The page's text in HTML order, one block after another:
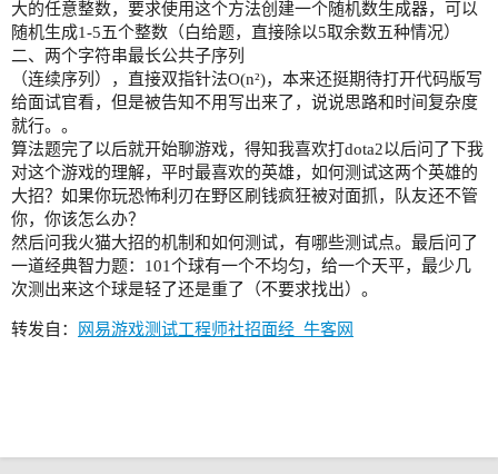
大的任意整数，要求使用这个方法创建一个随机数生成器，可以
随机生成1-5五个整数（白给题，直接除以5取余数五种情况）
二、两个字符串最长公共子序列
（连续序列），直接双指针法O(n²)，本来还挺期待打开代码版写
给面试官看，但是被告知不用写出来了，说说思路和时间复杂度
就行。。
算法题完了以后就开始聊游戏，得知我喜欢打dota2以后问了下我
对这个游戏的理解，平时最喜欢的英雄，如何测试这两个英雄的
大招？如果你玩恐怖利刃在野区刷钱疯狂被对面抓，队友还不管
你，你该怎么办？
然后问我火猫大招的机制和如何测试，有哪些测试点。最后问了
一道经典智力题：101个球有一个不均匀，给一个天平，最少几
次测出来这个球是轻了还是重了（不要求找出）。
转发自： 网易游戏测试工程师社招面经_牛客网